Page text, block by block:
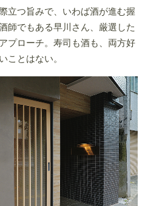
立つ旨みで、いわば酒が進む握
師でもある早川さん、厳選した
プローチ。寿司も酒も、両方好
ことはない。